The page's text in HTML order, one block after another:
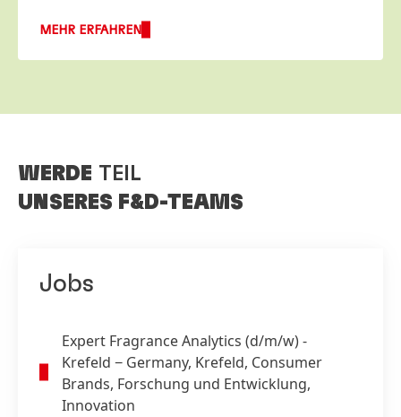
MEHR ERFAHREN
WERDE TEIL
UNSERES F&D-TEAMS
Jobs
Expert Fragrance Analytics (d/m/w) -
Krefeld − Germany, Krefeld, Consumer
Brands, Forschung und Entwicklung,
Innovation